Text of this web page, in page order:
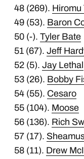
48 (269). Hiromu
49 (53). Baron
50 (-).Tyler Bate
51 (67).Jeff
52 (5).Jay Lethal
53 (26). Bobby
54 (55). Cesaro
55 (104). Moose
56 (136). Rich
57 (17).
58 (11). Drew